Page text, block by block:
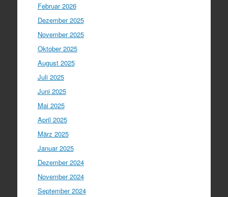
Februar 2026
Dezember 2025
November 2025
Oktober 2025
August 2025
Juli 2025
Juni 2025
Mai 2025
April 2025
März 2025
Januar 2025
Dezember 2024
November 2024
September 2024